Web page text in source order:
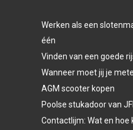
Werken als een
één
Vinden van een goede
Wanneer moet jij je
AGM scooter kopen
Poolse stukadoor van
Contactlijm: Wat en hoe